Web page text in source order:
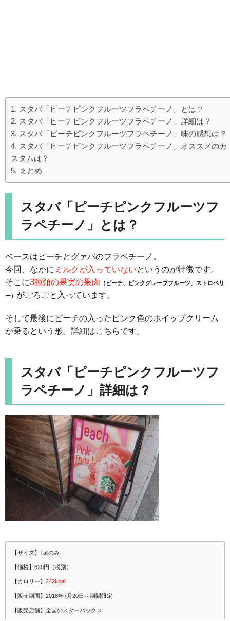
スタバ「ピーチピンクフルーツフラペチーノ」とは？
スタバ「ピーチピンクフルーツフラペチーノ」詳細は？
スタバ「ピーチピンクフルーツフラペチーノ」味の感想は？
スタバ「ピーチピンクフルーツフラペチーノ」オススメのカ
スタムは？
まとめ
スタバ「ピーチピンクフルーツフ
ラペチーノ」とは？
ベースはピーチとグァバのフラペチーノ。
今回、なかに ミルクが入っていないというのが特徴です。
そこに3種類の果実の果肉 （ピーチ、ピンクグレープフルーツ、ストロベリ
ー） がごろごと入っています。
そして最後にピーチの入ったピンク色のホイップクリーム
が乗るという形。詳細はこちらです。
スタバ「ピーチピンクフルーツフ
ラペチーノ」詳細は？
【サイズ】Tallのみ
【価格】620円（税別）
【カロリー】 242kcal
【販売期間】2018年7月20日～期間限定
【販売店舗】全国のスターバックス